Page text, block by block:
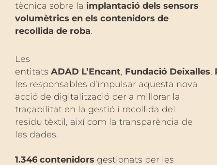
tècnica sobre la implantació dels sensors
volumètrics en els contenidors de
recollida de roba.
Les
entitatsADAD L’Encant, Fundació Deixalles,
les responsables d’impulsar aquesta nova
acció de digitalització per a millorar la
traçabilitat en la gestió i recollida del
residu tèxtil, així com la transparència de
les dades.
1.346 contenidors gestionats per les